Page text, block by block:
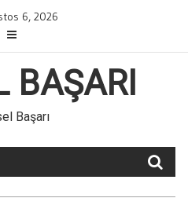
6, 2026
BAŞARI
Başarı